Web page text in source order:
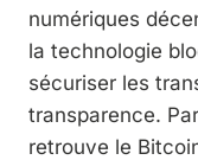
numériques
la technologie
sécuriser les
transparence.
retrouve le